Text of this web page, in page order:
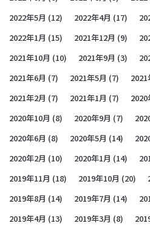
2022年5月 (12) 2022年4月 (17)
2022年1月 (15) 2021年12月 (9)
2021年10月 (10) 2021年9月 (3)
2021年6月 (7) 2021年5月 (7) 2021
2021年2月 (7) 2021年1月 (7) 2020
2020年10月 (8) 2020年9月 (7)
2020年6月 (8) 2020年5月 (14)
2020年2月 (10) 2020年1月 (14)
2019年11月 (18) 2019年10月 (20)
2019年8月 (14) 2019年7月 (14)
2019年4月 (13) 2019年3月 (8)